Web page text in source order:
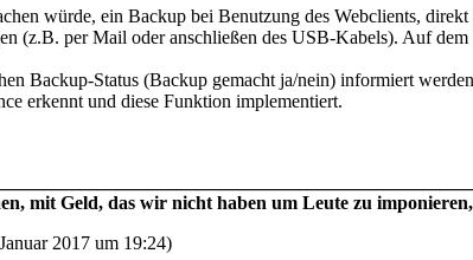
würde, ein Backup bei Benutzung des Webclients,
(z.B. per Mail oder anschließen des USB-Kabels). Auf
Backup-Status (Backup gemacht ja/nein) informiert
erkennt und diese Funktion implementiert.
mit Geld, das wir nicht haben um Leute zu
2017 um 19:24)